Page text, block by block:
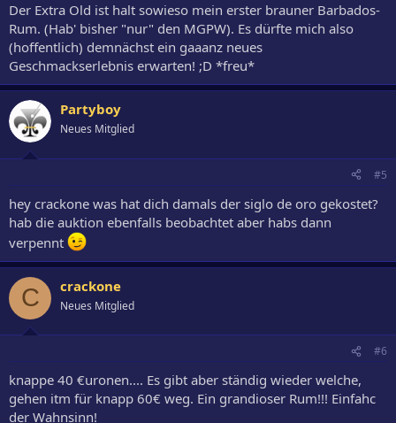
Der Extra Old ist halt sowieso mein erster brauner Barbados-
Rum. (Hab' bisher "nur" den MGPW). Es dürfte mich also
(hoffentlich) demnächst ein gaaanz neues
Geschmackserlebnis erwarten! ;D *freu*
Partyboy
Neues Mitglied
#5
hey crackone was hat dich damals der siglo de oro gekostet?
hab die auktion ebenfalls beobachtet aber habs dann
verpennt
C crackone
Neues Mitglied
#6
knappe 40 €uronen.... Es gibt aber ständig wieder welche,
gehen itm für knapp 60€ weg. Ein grandioser Rum!!! Einfahc
der Wahnsinn!